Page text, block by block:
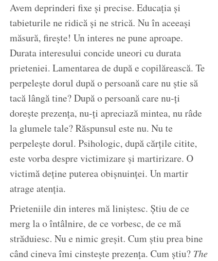
Avem deprinderi fixe și precise. Educația și
tabieturile ne ridică și ne strică. Nu în aceeași
măsură, firește! Un interes ne pune aproape.
Durata interesului concide uneori cu durata
prieteniei. Lamentarea de după e copilărească. Te
perpelește dorul după o persoană care nu știe să
tacă lângă tine? După o persoană care nu-ți
dorește prezența, nu-ți apreciază mintea, nu râde
la glumele tale? Răspunsul este nu. Nu te
perpelește dorul. Psihologic, după cărțile citite,
este vorba despre victimizare și martirizare. O
victimă deține puterea obișnuinței. Un martir
atrage atenția.
Prieteniile din interes mă liniștesc. Știu de ce
merg la o întâlnire, de ce vorbesc, de ce mă
străduiesc. Nu e nimic greșit. Cum știu prea bine
când cineva îmi cinstește prezența. Cum știu? The